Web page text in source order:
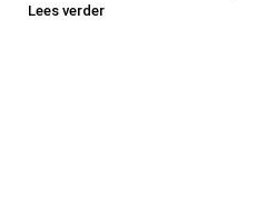
Lees verder